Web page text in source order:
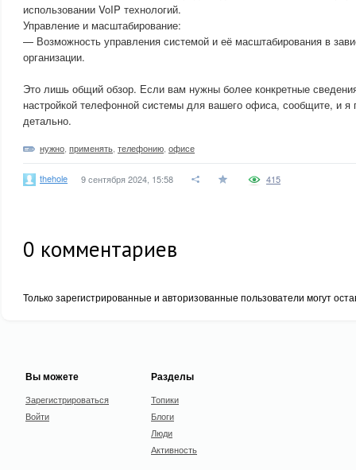
использовании VoIP технологий.
Управление и масштабирование:
— Возможность управления системой и её масштабирования в
организации.
Это лишь общий обзор. Если вам нужны более конкретные
настройкой телефонной системы для вашего офиса, сообщите, и я
детально.
нужно применять телефонию офисе
thehole 9 сентября 2024, 15:58 415
0 комментариев
Только зарегистрированные и авторизованные пользователи могут
Вы можете
Зарегистрироваться
Войти
Разделы
Топики
Блоги
Люди
Активность